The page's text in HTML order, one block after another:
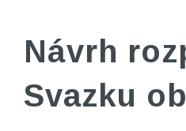
Návrh
Svazku